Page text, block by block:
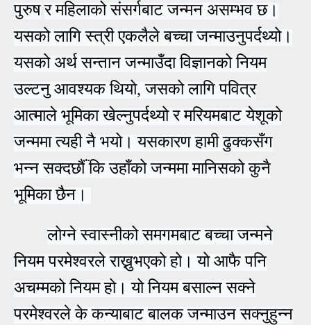
पुरुषर महिलाकोसंसर्गबाट जन्मन असम्भव छ।
यसको लागि स्त्री एकलैले बच्चा जन्माउनुपर्दथ्यो।
यसको अर्थ सन्तान जन्माउँदा विज्ञानको नियम
उल्टनु आवश्यक थियो, जसको लागि पवित्र
आत्माले भूमिका खेल्नुपर्दथ्यो रमरियमबाट येशूको
जन्ममा त्यही नै भयो।यसकारण हामी ढुक्कसँग
भन्न सक्दछँ किउहाँको जन्ममा मानिसको कुनै
भूमिका छैन।
लोग्ने स्वास्नीको समगमबाट बच्चा जन्मने
नियमपरमेश्वरले राख्नुभएको हो ।योआफैपनि
अचम्मको नियम हो। यो नियम बसाल्न सक्ने
परमेश्वरले के कन्याबाटबालकजन्माउन सक्नुहुन्न